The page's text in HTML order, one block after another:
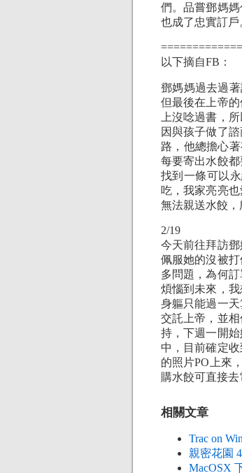
們。品嘗鄧媽
也成了忠實訂戶
以下摘自FB：
鄧媽媽過去過
但最後在上帝
上沒唸過書，
因與孩子做了
路，他總擔心
每要寄出水餃
找到一條可以
吃，我家亮亮
無法親送水餃，
2/19
今天前往拜訪
佩服她的沒被
多問題，為何
煩惱到未來，
身軀只能過一
交託上帝，並
持，下週一開
中，目前確定
的照片PO上來
購水餃可直接去
相關文章
Trac on
親密花園
MacOSX